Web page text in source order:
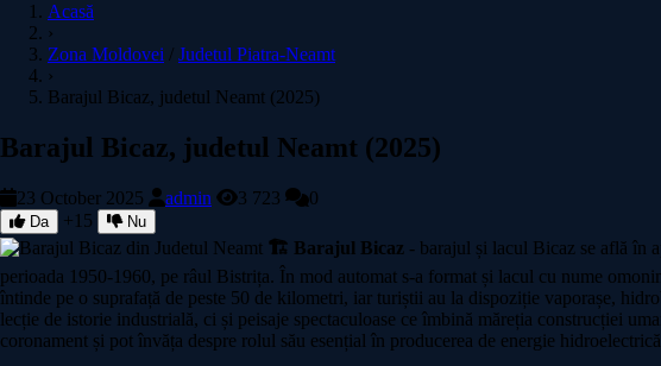
Acasă
›
Zona Moldovei / Judetul Piatra-Neamt
›
Barajul Bicaz, judetul Neamt (2025)
Barajul Bicaz, judetul Neamt (2025)
23 October 2025 admin 3 723 0
Da +15 Nu
🏗️ Barajul Bicaz - barajul și lacul Bicaz se află în
perioada 1950-1960, pe râul Bistrița. În mod automat s-a format și lacul cu nume
întinde pe o suprafață de peste 50 de kilometri, iar turiștii au la dispoziție vaporașe,
lecție de istorie industrială, ci și peisaje spectaculoase ce îmbină măreția construcției
coronament și pot învăța despre rolul său esențial în producerea de energie